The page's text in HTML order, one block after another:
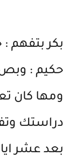
بكر بتفهم :
حكيم : وبص
ومها كان
دراستك
بعد عشر